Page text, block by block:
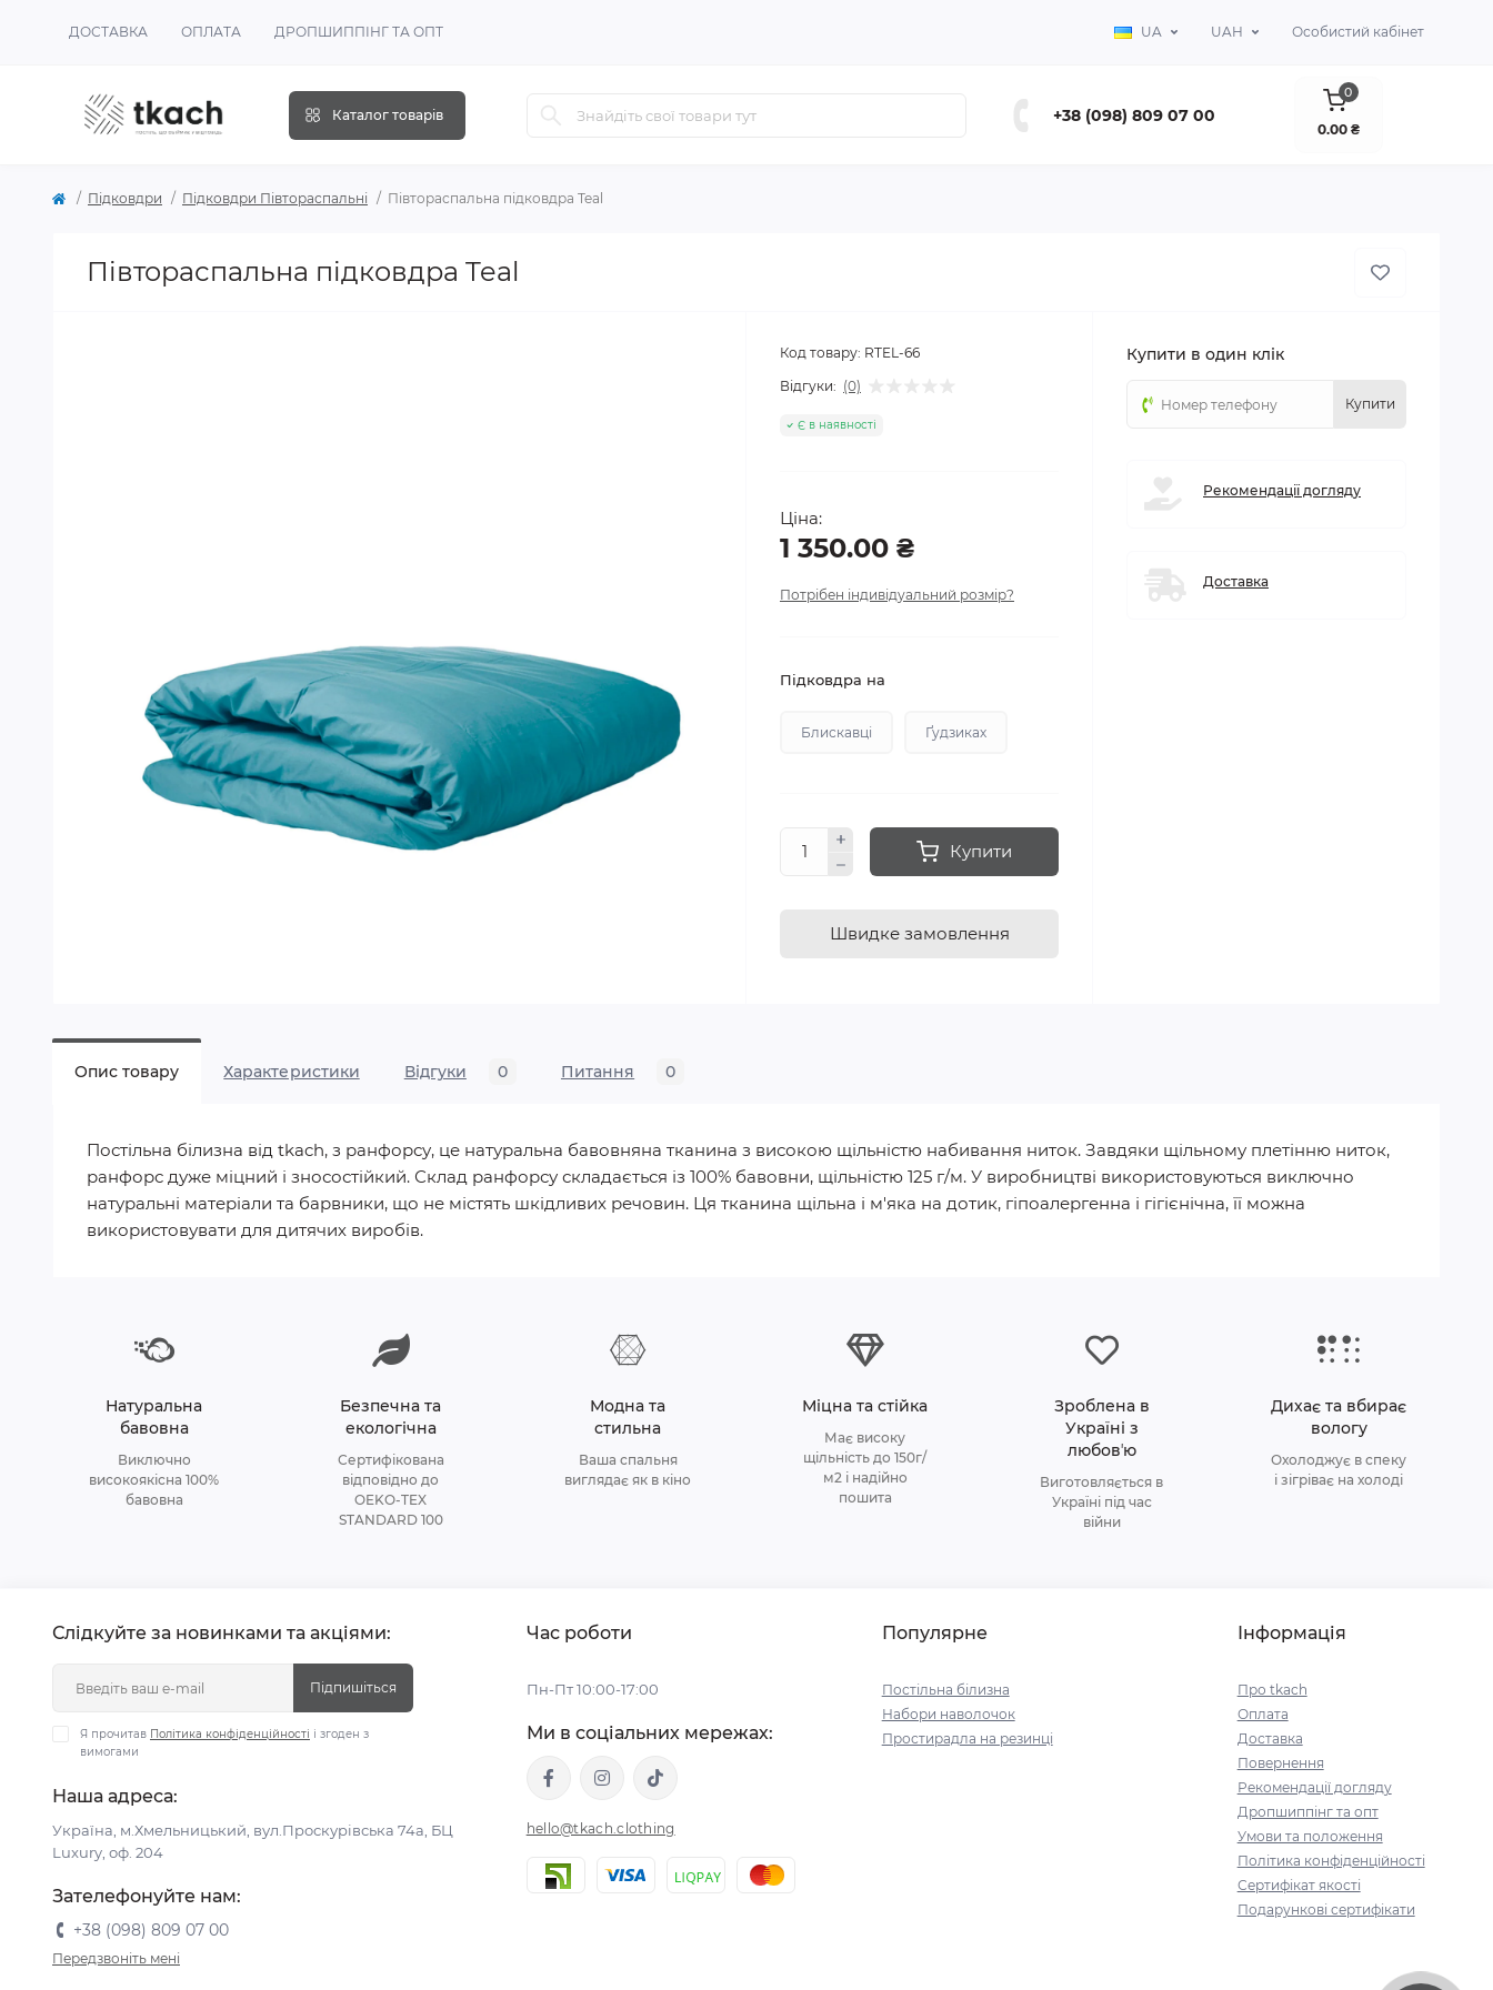
ДОСТАВКА ОПЛАТА ДРОПШИППІНГ ТА ОПТ UA UAH Особистий кабінет
Каталог товарів +38 (098) 809 07 00
0
0.00 ₴
Підковдри Підковдри Півтораспальні Півтораспальна підковдра Teal
Півтораспальна підковдра Teal
Код товару: RTEL-66
Відгуки: (0)
Є в наявності
Ціна:
1 350.00 ₴
Потрібен індивідуальний розмір?
Підковдра на
Блискавці Ґудзиках
Купити
Швидке замовлення
Купити в один клік
Купити
Рекомендації догляду
Доставка
Опис товару Характеристики Відгуки 0 Питання 0
Постільна білизна від tkach, з ранфорсу, це натуральна бавовняна тканина з високою щільністю набивання ниток. Завдяки щільному плетінню ниток,
ранфорс дуже міцний і зносостійкий. Склад ранфорсу складається із 100% бавовни, щільністю 125 г/м. У виробництві використовуються виключно
натуральні матеріали та барвники, що не містять шкідливих речовин. Ця тканина щільна і м'яка на дотик, гіпоалергенна і гігієнічна, її можна
використовувати для дитячих виробів.
Натуральна
бавовна
Виключно
високоякісна 100%
бавовна
Безпечна та
екологічна
Сертифікована
відповідно до
OEKO-TEX
STANDARD 100
Модна та
стильна
Ваша спальня
виглядає як в кіно
Міцна та стійка
Має високу
щільність до 150г/
м2 і надійно
пошита
Зроблена в
Україні з
любовʼю
Виготовляється в
Україні під час
війни
Дихає та вбирає
вологу
Охолоджує в спеку
і зігріває на холоді
Слідкуйте за новинками та акціями:
Підпишіться
Я прочитав Політика конфіденційності і згоден з
вимогами
Наша адреса:
Україна, м.Хмельницький, вул.Проскурівська 74а, БЦ
Luxury, оф. 204
Зателефонуйте нам:
+38 (098) 809 07 00
Передзвоніть мені
Час роботи
Пн-Пт 10:00-17:00
Ми в соціальних мережах:
hello@tkach.clothing
Популярне
Постільна білизна
Набори наволочок
Простирадла на резинці
Інформація
Про tkach
Оплата
Доставка
Повернення
Рекомендації догляду
Дропшиппінг та опт
Умови та положення
Політика конфіденційності
Сертифікат якості
Подарункові сертифікати